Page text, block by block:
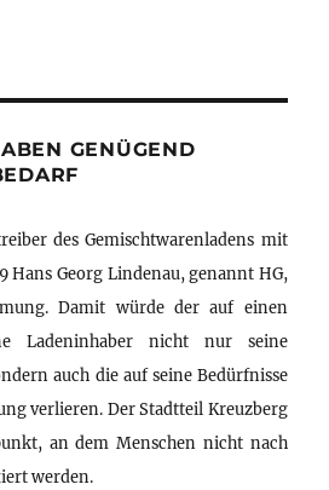
GENÜGEND
des Gemischtwarenladens mit
Hans Georg Lindenau, genannt HG,
Damit würde der auf einen
Ladeninhaber nicht nur seine
auch die auf seine Bedürfnisse
verlieren. Der Stadtteil Kreuzberg
an dem Menschen nicht nach
werden.